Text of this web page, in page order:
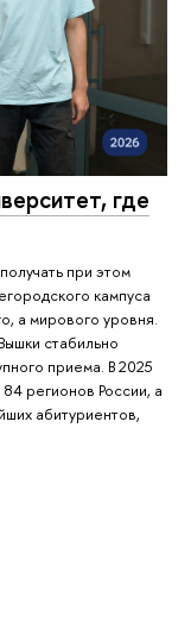
где
при этом
кампуса
а мирового уровня.
стабильно
приема. В 2025
регионов России, а
абитуриентов,